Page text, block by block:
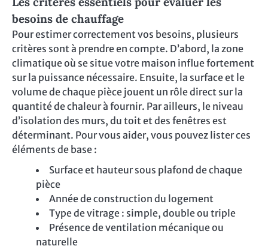
besoins de chauffage
Pour estimer correctement vos besoins, plusieurs
critères sont à prendre en compte. D’abord, la zone
climatique où se situe votre maison influe fortement
sur la puissance nécessaire. Ensuite, la surface et le
volume de chaque pièce jouent un rôle direct sur la
quantité de chaleur à fournir. Par ailleurs, le niveau
d’isolation des murs, du toit et des fenêtres est
déterminant. Pour vous aider, vous pouvez lister ces
éléments de base :
Surface et hauteur sous plafond de chaque
pièce
Année de construction du logement
Type de vitrage : simple, double ou triple
Présence de ventilation mécanique ou
naturelle